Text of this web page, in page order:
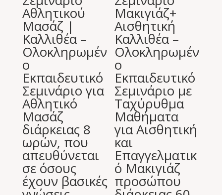
Αθλητικού
Μασάζ |
Καλλιθέα –
Ολοκληρωμέν
ο
Εκπαιδευτικό
Σεμινάριο για
Αθλητικό
Μασάζ
διάρκειας 8
ωρών, που
απευθύνεται
σε όσους
έχουν βασικές
Μακιγιάζ+
Αισθητική
Καλλιθέα –
Oλοκληρωμέν
ο
Eκπαιδευτικό
Σεμινάριο με
Ταχύρυθμα
Μαθήματα
για Αισθητική
και
Επαγγελματικ
ό Μακιγιάζ
προσώπου